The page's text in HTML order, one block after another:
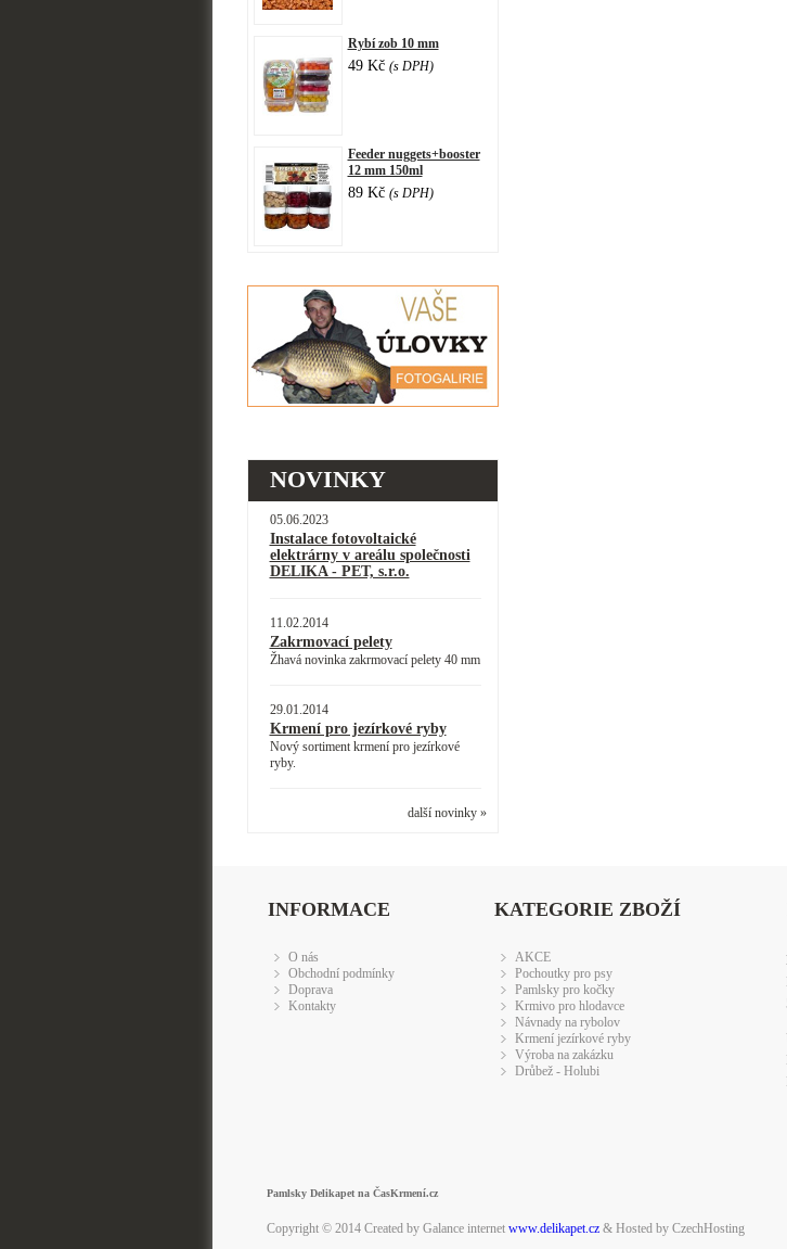
Rybí zob 10 mm
49 Kč (s DPH)
Feeder nuggets+booster
12 mm 150ml
89 Kč (s DPH)
NOVINKY
05.06.2023
Instalace fotovoltaické
elektrárny v areálu společnosti
DELIKA - PET, s.r.o.
11.02.2014
Zakrmovací pelety
Žhavá novinka zakrmovací pelety 40 mm
29.01.2014
Krmení pro jezírkové ryby
Nový sortiment krmení pro jezírkové
ryby.
další novinky »
INFORMACE
O nás
Obchodní podmínky
Doprava
Kontakty
KATEGORIE ZBOŽÍ
AKCE
Pochoutky pro psy
Pamlsky pro kočky
Krmivo pro hlodavce
Návnady na rybolov
Krmení jezírkové ryby
Výroba na zakázku
Drůbež - Holubi
Pamlsky Delikapet na ČasKrmení.cz
Copyright © 2014 Created by Galance internet www.delikapet.cz& Hosted by CzechHosting